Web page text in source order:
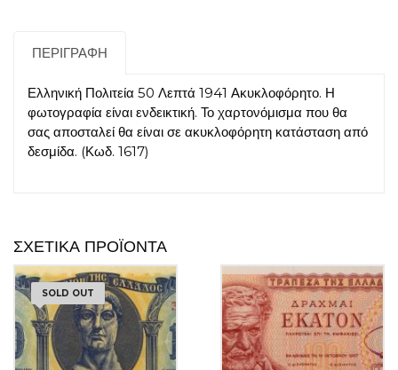
ΠΕΡΙΓΡΑΦΉ
Ελληνική Πολιτεία 50 Λεπτά 1941 Ακυκλοφόρητο. Η
φωτογραφία είναι ενδεικτική. Το χαρτονόμισμα που θα
σας αποσταλεί θα είναι σε ακυκλοφόρητη κατάσταση από
δεσμίδα. (Κωδ. 1617)
ΣΧΕΤΙΚΆ ΠΡΟΪΌΝΤΑ
SOLD OUT